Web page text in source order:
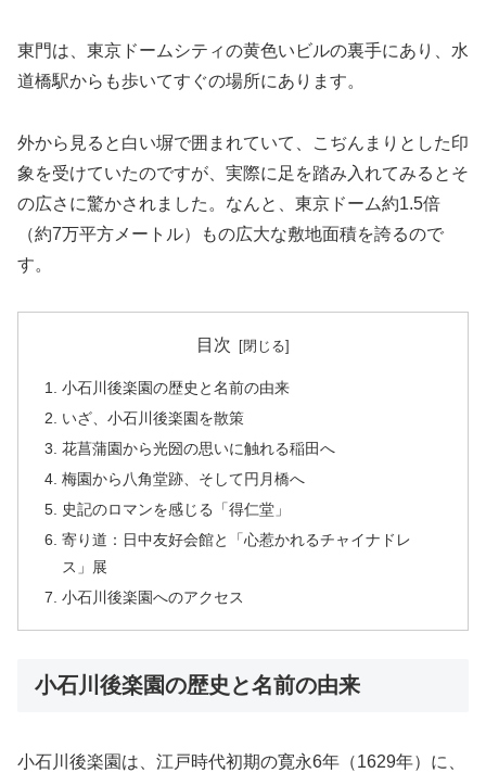
東門は、東京ドームシティの黄色いビルの裏手にあり、水
道橋駅からも歩いてすぐの場所にあります。
外から見ると白い塀で囲まれていて、こぢんまりとした印
象を受けていたのですが、実際に足を踏み入れてみるとそ
の広さに驚かされました。なんと、東京ドーム約1.5倍
（約7万平方メートル）もの広大な敷地面積を誇るので
す。
目次
小石川後楽園の歴史と名前の由来
いざ、小石川後楽園を散策
花菖蒲園から光圀の思いに触れる稲田へ
梅園から八角堂跡、そして円月橋へ
史記のロマンを感じる「得仁堂」
寄り道：日中友好会館と「心惹かれるチャイナドレ
ス」展
小石川後楽園へのアクセス
小石川後楽園の歴史と名前の由来
小石川後楽園は、江戸時代初期の寛永6年（1629年）に、